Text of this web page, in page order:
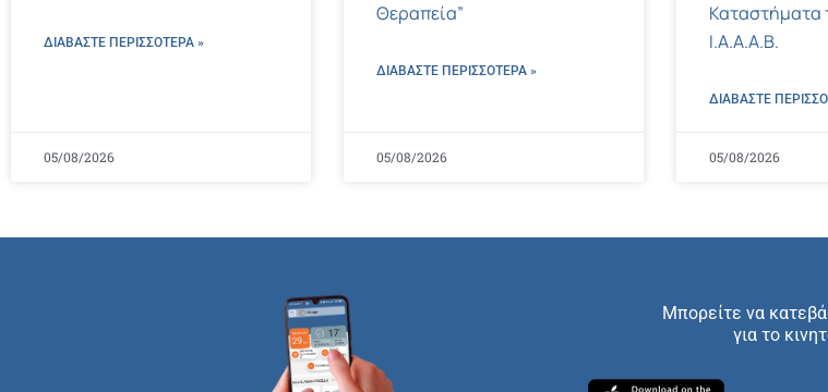
ΔΙΑΒΑΣΤΕ ΠΕΡΙΣΣΌΤΕΡΑ »
05/08/2026
Θεραπεία”
ΔΙΑΒΑΣΤΕ ΠΕΡΙΣΣΌΤΕΡΑ »
05/08/2026
Ι.Α.Α.Α.Β.
ΔΙΑΒΑΣΤΕ
05/08/2026
Μπορείτε να
για το